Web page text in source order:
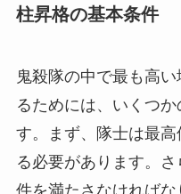
柱昇格の基本条件
鬼殺隊の中で最も高
るためには、いくつ
す。まず、隊士は最
る必要があります。
件を満たさなければ